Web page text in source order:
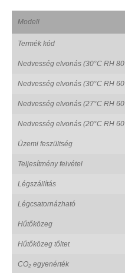
Modell
Termék kód
Nedvesség elvonás (30°C RH
Nedvesség elvonás (30°C RH
Nedvesség elvonás (27°C RH
Nedvesség elvonás (20°C RH
Üzemi feszültség
Teljesítmény felvétel
Légszállítás
Légcsatornázható
Hűtőközeg
Hűtőközeg tőltet
CO₂ egyenérték